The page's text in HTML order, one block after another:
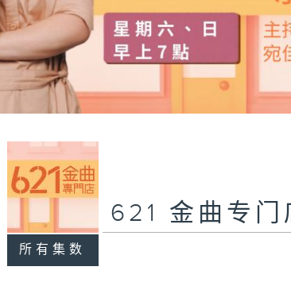
所有集数
621 金曲专门